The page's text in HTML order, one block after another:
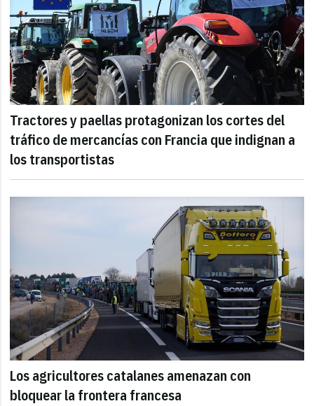
Tractores y paellas protagonizan los cortes del
tráfico de mercancías con Francia que indignan a
los transportistas
Los agricultores catalanes amenazan con
bloquear la frontera francesa